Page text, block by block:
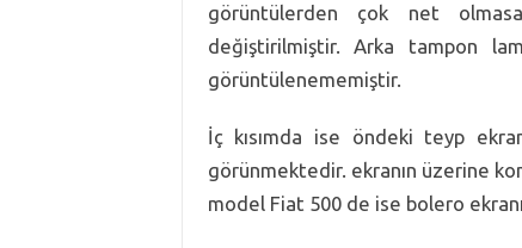
görüntülerden çok net
değiştirilmiştir. Arka tampon
görüntülenememiştir.
İç kısımda ise öndeki teyp
görünmektedir. ekranın üzerine
model Fiat 500 de ise bolero